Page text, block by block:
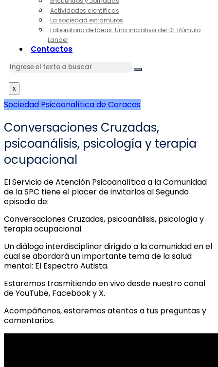
Actividades científicas
La sociedad extramuros
Laboratorio de Ideas. Una iniciativa del Dr. Rómulo
Lander
Contactos
x
Sociedad Psicoanalítica de Caracas
Conversaciones Cruzadas,
psicoanálisis, psicología y terapia
ocupacional
El Servicio de Atención Psicoanalítica a la Comunidad
de la SPC tiene el placer de invitarlos al Segundo
episodio de:
Conversaciones Cruzadas, psicoanálisis, psicología y
terapia ocupacional.
Un diálogo interdisciplinar dirigido a la comunidad en el
cual se abordará un importante tema de la salud
mental: El Espectro Autista.
Estaremos trasmitiendo en vivo desde nuestro canal
de YouTube, Facebook y X.
Acompáñanos, estaremos atentos a tus preguntas y
comentarios.